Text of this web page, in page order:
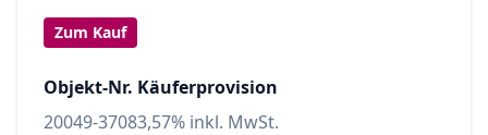
Zum Kauf
Objekt-Nr.
20049-3708
Käuferprovision
3,57% inkl. MwSt.